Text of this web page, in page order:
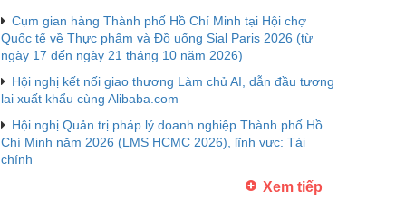
Cụm gian hàng Thành phố Hồ Chí Minh tại Hội chợ
Quốc tế về Thực phẩm và Đồ uống Sial Paris 2026 (từ
ngày 17 đến ngày 21 tháng 10 năm 2026)
Hội nghị kết nối giao thương Làm chủ AI, dẫn đầu tương
lai xuất khẩu cùng Alibaba.com
Hội nghị Quản trị pháp lý doanh nghiệp Thành phố Hồ
Chí Minh năm 2026 (LMS HCMC 2026), lĩnh vực: Tài
chính
Xem tiếp